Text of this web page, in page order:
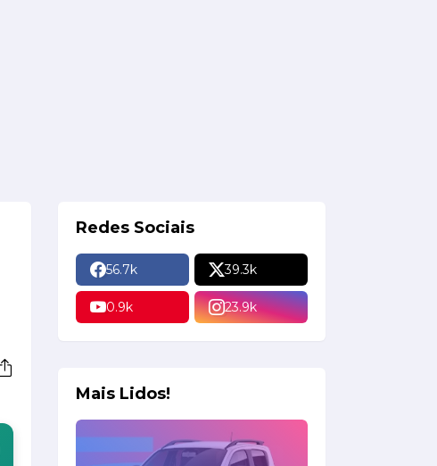
Redes Sociais
56.7k 39.3k
0.9k 23.9k
Mais Lidos!